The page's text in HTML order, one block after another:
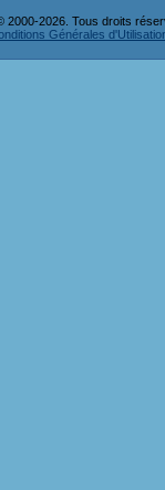
2000-2026. Tous droits
Générales